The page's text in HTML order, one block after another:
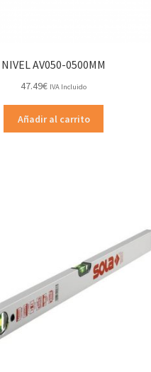
NIVEL AV050-0500MM
47.49€ IVA Incluido
Añadir al carrito